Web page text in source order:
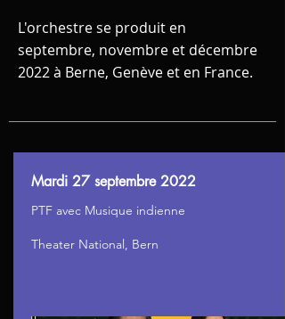
L'orchestre se produit en
septembre, novembre et décembre
2022 à Berne, Genève et en France.
Mardi 27 septembre 2022
PTF avec Musique indienne
Theater National, Bern